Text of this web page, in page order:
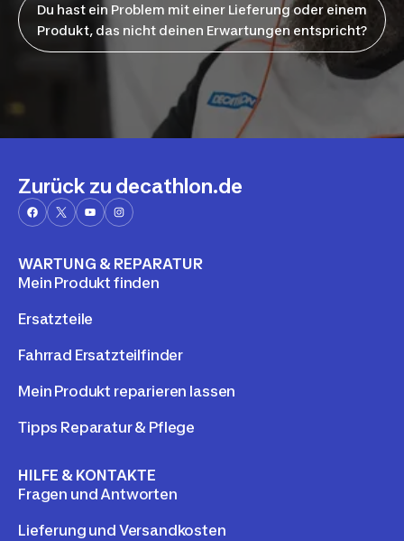
Du hast ein Problem mit einer Lieferung oder einem
Produkt, das nicht deinen Erwartungen entspricht?
Zurück zu decathlon.de
WARTUNG & REPARATUR
Mein Produkt finden
Ersatzteile
Fahrrad Ersatzteilfinder
Mein Produkt reparieren lassen
Tipps Reparatur & Pflege
HILFE & KONTAKTE
Fragen und Antworten
Lieferung und Versandkosten